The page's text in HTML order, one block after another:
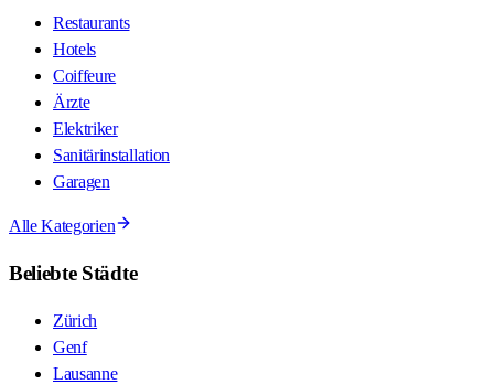
Restaurants
Hotels
Coiffeure
Ärzte
Elektriker
Sanitärinstallation
Garagen
Alle Kategorien
Beliebte Städte
Zürich
Genf
Lausanne